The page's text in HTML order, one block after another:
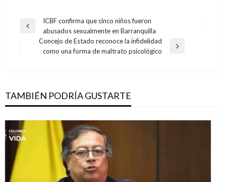
Navegación
entradas
Entrada
anterior
ICBF confirma que cinco niños fueron
abusados sexualmente en Barranquilla
Entrada
Concejo de Estado reconoce la infidelidad
como una forma de maltrato psicológico
TAMBIÉN PODRÍA GUSTARTE